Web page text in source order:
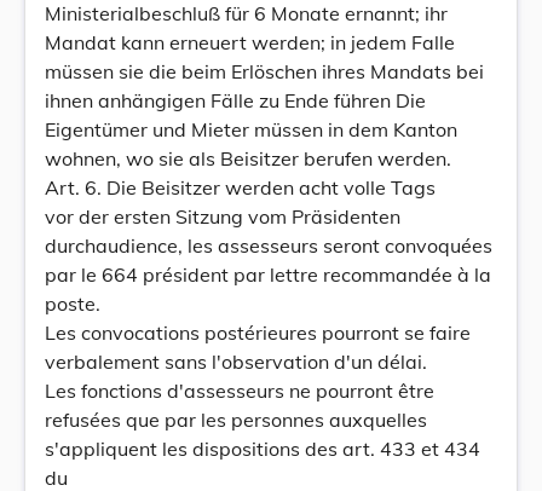
Ministerialbeschluß für 6 Monate ernannt; ihr
Mandat kann erneuert werden; in jedem Falle
müssen sie die beim Erlöschen ihres Mandats bei
ihnen anhängigen Fälle zu Ende führen Die
Eigentümer und Mieter müssen in dem Kanton
wohnen, wo sie als Beisitzer berufen werden.
Art. 6. Die Beisitzer werden acht volle Tags
vor der ersten Sitzung vom Präsidenten
durchaudience, les assesseurs seront convoquées
par le 664 président par lettre recommandée à la
poste.
Les convocations postérieures pourront se faire
verbalement sans l'observation d'un délai.
Les fonctions d'assesseurs ne pourront être
refusées que par les personnes auxquelles
s'appliquent les dispositions des art. 433 et 434
du